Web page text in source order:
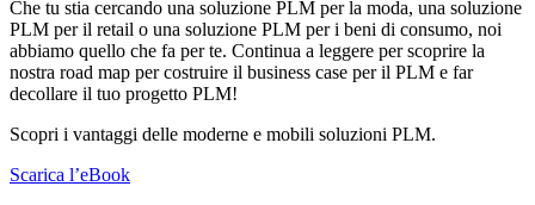
Che tu stia cercando una soluzione PLM per la moda, una soluzione
PLM per il retail o una soluzione PLM per i beni di consumo, noi
abbiamo quello che fa per te. Continua a leggere per scoprire la
nostra road map per costruire il business case per il PLM e far
decollare il tuo progetto PLM!
Scopri i vantaggi delle moderne e mobili soluzioni PLM.
Scarica l’eBook